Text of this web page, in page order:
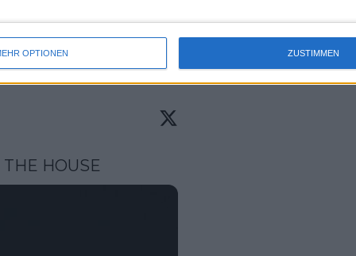
OPTIONEN ZUSTIMMEN
wurde jedoch bald korrigiert und
nach seiner olympischen
HOUSE